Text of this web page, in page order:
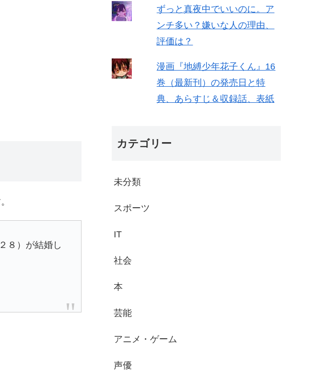
８）が結婚し
ずっと真夜中でいいのに。ア
ンチ多い？嫌いな人の理由、
評価は？
漫画『地縛少年花子くん』16
巻（最新刊）の発売日と特
典、あらすじ＆収録話、表紙
カテゴリー
未分類
スポーツ
IT
社会
本
芸能
アニメ・ゲーム
声優